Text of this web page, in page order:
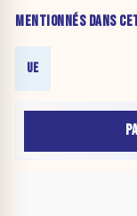
MENTIONNÉS DANS
UE